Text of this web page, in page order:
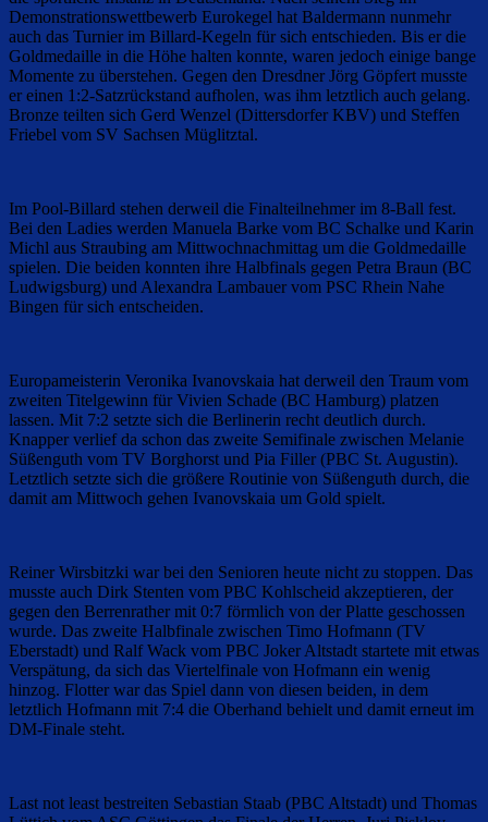
Demonstrationswettbewerb Eurokegel hat Baldermann nunmehr
auch das Turnier im Billard-Kegeln für sich entschieden. Bis er die
Goldmedaille in die Höhe halten konnte, waren jedoch einige bange
Momente zu überstehen. Gegen den Dresdner Jörg Göpfert musste
er einen 1:2-Satzrückstand aufholen, was ihm letztlich auch gelang.
Bronze teilten sich Gerd Wenzel (Dittersdorfer KBV) und Steffen
Friebel vom SV Sachsen Müglitztal.
Im Pool-Billard stehen derweil die Finalteilnehmer im 8-Ball fest.
Bei den Ladies werden Manuela Barke vom BC Schalke und Karin
Michl aus Straubing am Mittwochnachmittag um die Goldmedaille
spielen. Die beiden konnten ihre Halbfinals gegen Petra Braun (BC
Ludwigsburg) und Alexandra Lambauer vom PSC Rhein Nahe
Bingen für sich entscheiden.
Europameisterin Veronika Ivanovskaia hat derweil den Traum vom
zweiten Titelgewinn für Vivien Schade (BC Hamburg) platzen
lassen. Mit 7:2 setzte sich die Berlinerin recht deutlich durch.
Knapper verlief da schon das zweite Semifinale zwischen Melanie
Süßenguth vom TV Borghorst und Pia Filler (PBC St. Augustin).
Letztlich setzte sich die größere Routinie von Süßenguth durch, die
damit am Mittwoch gehen Ivanovskaia um Gold spielt.
Reiner Wirsbitzki war bei den Senioren heute nicht zu stoppen. Das
musste auch Dirk Stenten vom PBC Kohlscheid akzeptieren, der
gegen den Berrenrather mit 0:7 förmlich von der Platte geschossen
wurde. Das zweite Halbfinale zwischen Timo Hofmann (TV
Eberstadt) und Ralf Wack vom PBC Joker Altstadt startete mit etwas
Verspätung, da sich das Viertelfinale von Hofmann ein wenig
hinzog. Flotter war das Spiel dann von diesen beiden, in dem
letztlich Hofmann mit 7:4 die Oberhand behielt und damit erneut im
DM-Finale steht.
Last not least bestreiten Sebastian Staab (PBC Altstadt) und Thomas